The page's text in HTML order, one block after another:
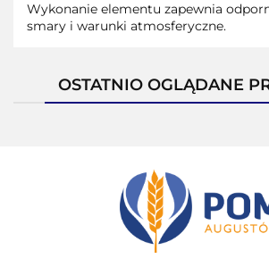
Wykonanie elementu zapewnia
smary i warunki atmosferyczne.
OSTATNIO OGLĄDANE